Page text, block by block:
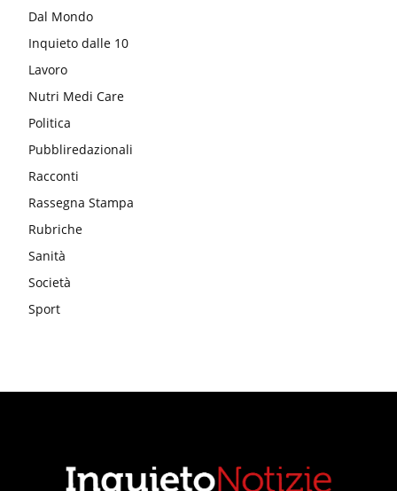
Dal Mondo
Inquieto dalle 10
Lavoro
Nutri Medi Care
Politica
Pubbliredazionali
Racconti
Rassegna Stampa
Rubriche
Sanità
Società
Sport